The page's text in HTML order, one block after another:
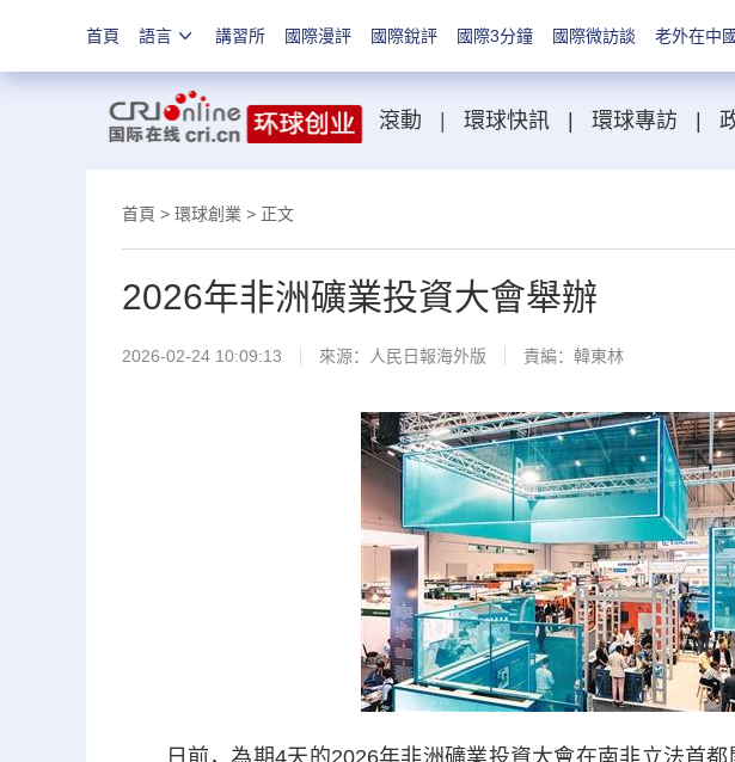
首頁 語言 講習所 國際漫評 國際銳評 國際3分鐘 國際微訪談 老外在中國
滾動 環球快訊 環球專訪
首頁 > 環球創業 > 正文
2026年非洲礦業投資大會舉辦
2026-02-24 10:09:13 來源： 人民日報海外版 責編：韓東林
日前，為期4天的2026年非洲礦業投資大會在南非立法首都